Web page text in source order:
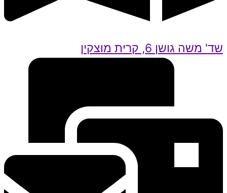
שד' משה גושן 6, קרית מוצקין